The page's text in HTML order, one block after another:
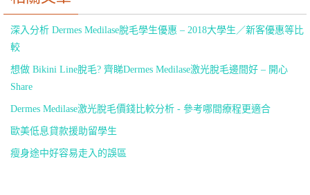
會完全生長出來白辛苦一場，浪費了那麼大的氣力，也沒有辦法斬草
是否在特定的場合才需要脫毛？學生的答案肯定是否！為了擺脫尷
尬，又不需要頻繁的脫毛，很多人都會選擇激光永久技術，包括
medilase等等，應市場要求推出了很多學生優惠。
既快又無副作用的脫毛方
法
深入分析 Dermes Medilase脫毛學生優惠 – 2018大學生／新客優惠等比
較
想做 Bikini Line脫毛? 齊睇Dermes Medilase激光脫毛邊間好 – 開心
Share
Dermes Medilase激光脫毛價錢比較分析 - 參考哪間療程更適合
歐美低息貸款援助留學生
瘦身途中好容易走入的誤區